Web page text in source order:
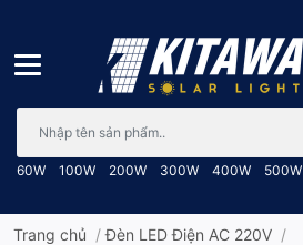
60W 100W 200W 300W 400W 500W
Trang chủ /Đèn LED Điện AC 220V /